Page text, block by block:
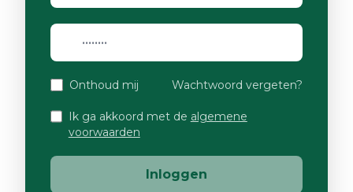
Onthoud mij Wachtwoord vergeten?
Ik ga akkoord met de algemene
voorwaarden
Inloggen